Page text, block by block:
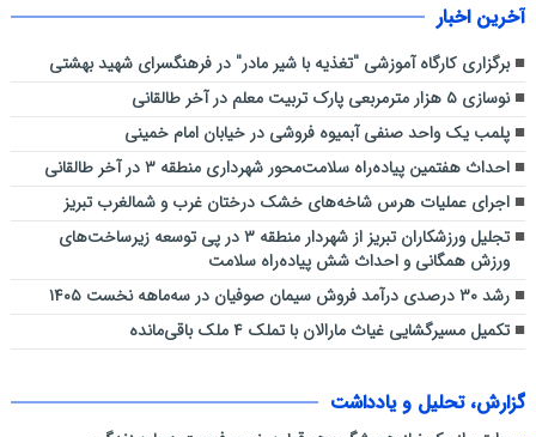
آخرین اخبار
برگزاری کارگاه آموزشی "تغذیه با شیر مادر" در فرهنگسرای شهید بهشتی
نوسازی ۵ هزار مترمربعی پارک تربیت معلم در آخر طالقانی
پلمب یک واحد صنفی آبمیوه فروشی در خیابان امام خمینی
احداث هفتمین پیاده‌راه سلامت‌محور شهرداری منطقه ۳ در آخر طالقانی
اجرای عملیات هرس شاخه‌های خشک درختان غرب و شمالغرب تبریز
تجلیل ورزشکاران تبریز از شهردار منطقه ۳ در پی توسعه زیرساخت‌های
ورزش همگانی و احداث شش پیاده‌راه سلامت
رشد ۳۰ درصدی درآمد فروش سیمان صوفیان در سه‌ماهه نخست ۱۴۰۵
تکمیل مسیرگشایی غیاث مارالان با تملک ۴ ملک باقی‌مانده
گزارش، تحلیل و یادداشت